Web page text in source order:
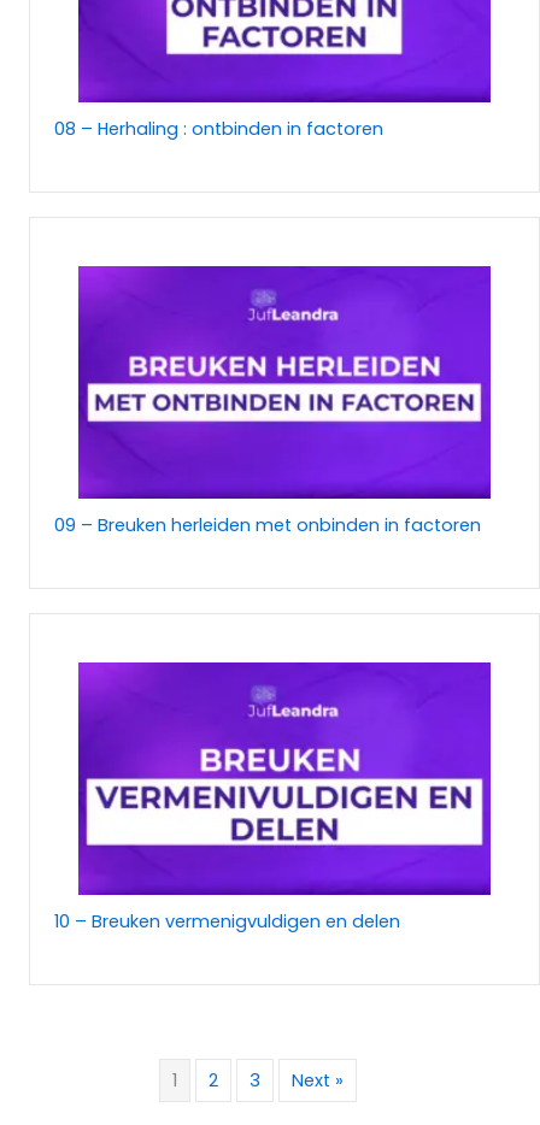
08 – Herhaling : ontbinden in factoren
09 – Breuken herleiden met onbinden in factoren
10 – Breuken vermenigvuldigen en delen
1 2 3 Next »